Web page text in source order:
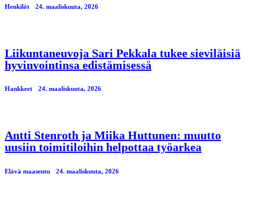
Henkilöt 24. maaliskuuta, 2026
Liikuntaneuvoja Sari Pekkala tukee sieviläisiä
hyvinvointinsa edistämisessä
Hankkeet 24. maaliskuuta, 2026
Antti Stenroth ja Miika Huttunen: muutto
uusiin toimitiloihin helpottaa työarkea
Elävä maaseutu 24. maaliskuuta, 2026